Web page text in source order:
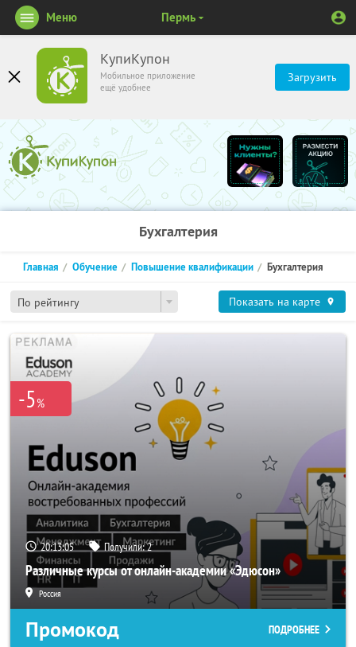
КупиКупон
Мобильное приложение
ещё удобнее
Загрузить
Меню Пермь
Бухгалтерия
По рейтингу
Главная Обучение Повышение квалификации Бухгалтерия
Показать на карте
-5%
20:13:05 Получили:2
Различные курсы от онлайн-академии «Эдюсон»
Россия
Промокод ПОДРОБНЕЕ